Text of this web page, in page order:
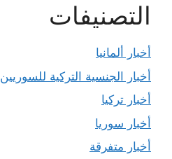
التصنيفات
أخبار ألمانيا
أخبار الجنسية التركية للسوريين
أخبار تركيا
أخبار سوريا
أخبار متفرقة